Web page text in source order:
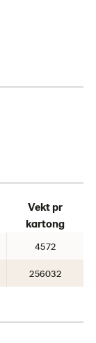
Vekt pr
kartong
4572
256032